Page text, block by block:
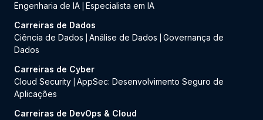
Engenharia de IA Especialista em IA
Carreiras de Dados
Ciência de Dados
Análise de Dados
Governança de
Dados
Carreiras de Cyber
Cloud Security AppSec: Desenvolvimento Seguro de
Aplicações
Carreiras de DevOps & Cloud